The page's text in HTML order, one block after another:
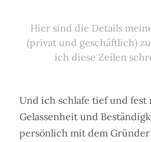
Hier sind die Details
(privat und geschäftlich)
ich diese Zeilen
Und ich schlafe tief und fest
Gelassenheit und
persönlich mit dem Gründer